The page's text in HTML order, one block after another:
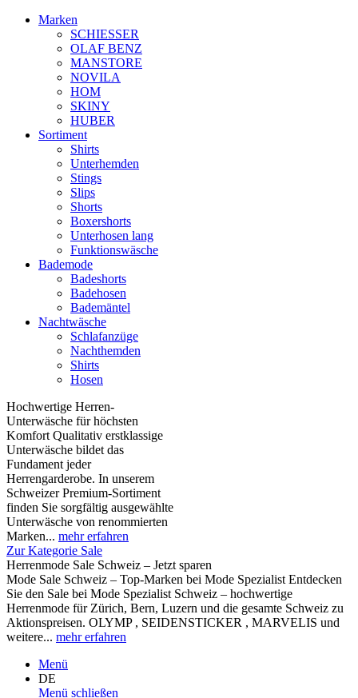
Marken
SCHIESSER
OLAF BENZ
MANSTORE
NOVILA
HOM
SKINY
HUBER
Sortiment
Shirts
Unterhemden
Stings
Slips
Shorts
Boxershorts
Unterhosen lang
Funktionswäsche
Bademode
Badeshorts
Badehosen
Bademäntel
Nachtwäsche
Schlafanzüge
Nachthemden
Shirts
Hosen
Hochwertige Herren-
Unterwäsche für höchsten
Komfort Qualitativ erstklassige
Unterwäsche bildet das
Fundament jeder
Herrengarderobe. In unserem
Schweizer Premium-Sortiment
finden Sie sorgfältig ausgewählte
Unterwäsche von renommierten
Marken... mehr erfahren
Zur Kategorie Sale
Herrenmode Sale Schweiz – Jetzt sparen
Mode Sale Schweiz – Top-Marken bei Mode Spezialist Entdecken
Sie den Sale bei Mode Spezialist Schweiz – hochwertige
Herrenmode für Zürich, Bern, Luzern und die gesamte Schweiz zu
Aktionspreisen. OLYMP , SEIDENSTICKER , MARVELIS und
weitere... mehr erfahren
Menü
DE
Menü schließen